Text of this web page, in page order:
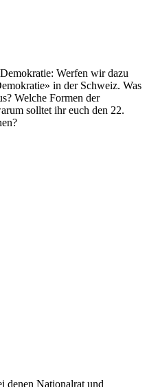
Werfen wir dazu
in der Schweiz. Was
Welche Formen der
solltet ihr euch den 22.
denen Nationalrat und